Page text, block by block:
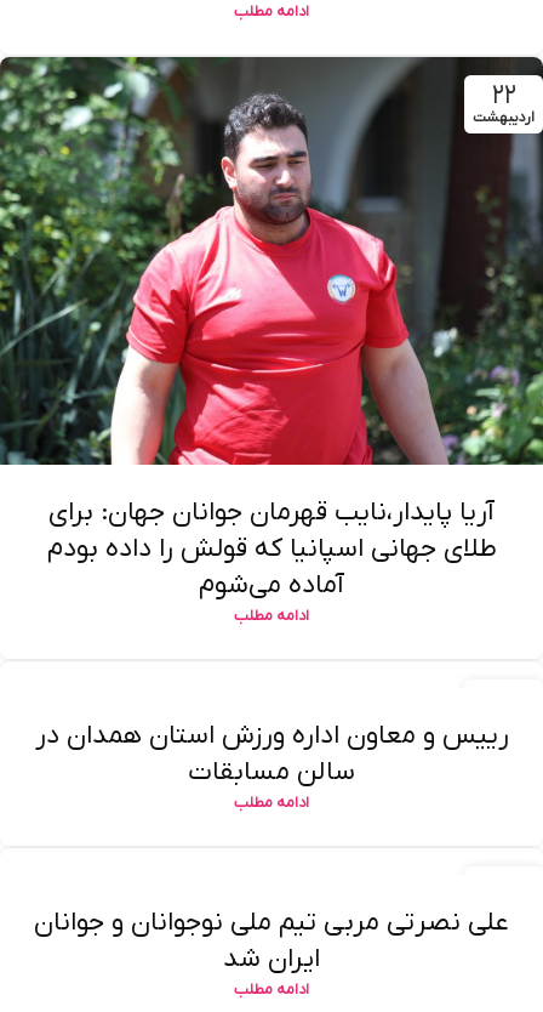
ادامه مطلب
۲۲
اردیبهشت
آریا پایدار،نایب قهرمان جوانان جهان: برای
طلای جهانی اسپانیا که قولش را داده بودم
آماده می‌شوم
ادامه مطلب
رییس و معاون اداره ورزش استان همدان در
سالن مسابقات
ادامه مطلب
اردیبهشت
علی نصرتی مربی تیم ملی نوجوانان و جوانان
ایران شد
ادامه مطلب